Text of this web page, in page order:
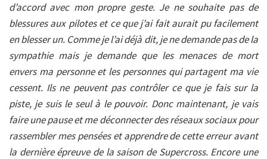
d’accord avec mon propre geste. Je ne souhaite pas de
blessures aux pilotes et ce que j’ai fait aurait pu facilement
en blesser un. Comme je l’ai déjà dit, je ne demande pas de la
sympathie mais je demande que les menaces de mort
envers ma personne et les personnes qui partagent ma vie
cessent. Ils ne peuvent pas contrôler ce que je fais sur la
piste, je suis le seul à le pouvoir. Donc maintenant, je vais
faire une pause et me déconnecter des réseaux sociaux pour
rassembler mes pensées et apprendre de cette erreur avant
la dernière épreuve de la saison de Supercross. Encore une